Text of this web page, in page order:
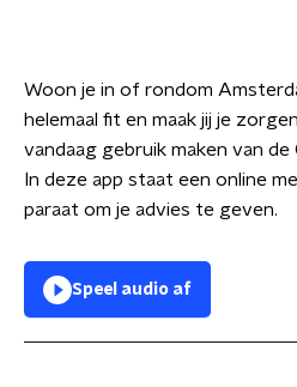
Woon je in of rondom
helemaal fit en maak jij je
vandaag gebruik maken van de
In deze app staat een online
paraat om je advies te geven.
Speel audio af